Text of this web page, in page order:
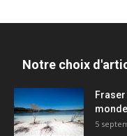
Notre choix
monde
5